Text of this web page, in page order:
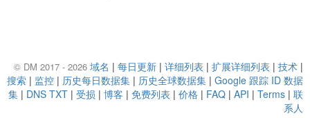
© DM 2017 - 2026 域名 | 每日更新 | 详细列表 | 扩展详细列表 | 技术 |
搜索 | 监控 | 历史每日数据集 | 历史全球数据集 | Google 跟踪 ID 数据
集 | DNS TXT | 受损 | 博客 | 免费列表 | 价格 | FAQ | API | Terms | 联
系人